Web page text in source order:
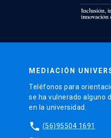
MEDIACIÓN
Teléfonos para
se ha vulnerado alguno
en la universidad.
phone (56)95504 1691